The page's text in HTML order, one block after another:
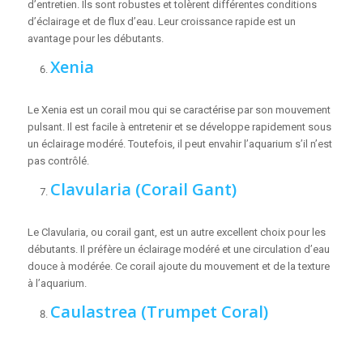
d’entretien. Ils sont robustes et tolèrent différentes conditions
d’éclairage et de flux d’eau. Leur croissance rapide est un
avantage pour les débutants.
Xenia
Le Xenia est un corail mou qui se caractérise par son mouvement
pulsant. Il est facile à entretenir et se développe rapidement sous
un éclairage modéré. Toutefois, il peut envahir l’aquarium s’il n’est
pas contrôlé.
Clavularia (Corail Gant)
Le Clavularia, ou corail gant, est un autre excellent choix pour les
débutants. Il préfère un éclairage modéré et une circulation d’eau
douce à modérée. Ce corail ajoute du mouvement et de la texture
à l’aquarium.
Caulastrea (Trumpet Coral)